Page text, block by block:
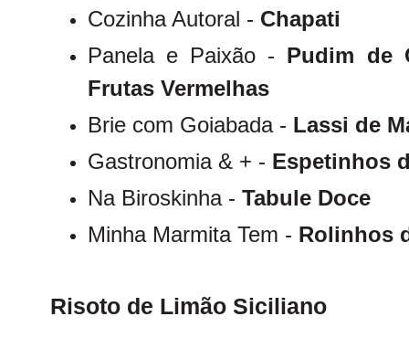
Cozinha Autoral - Chapati
Panela e Paixão - Pudim de
Frutas Vermelhas
Brie com Goiabada - Lassi de
Gastronomia & + - Espetinhos
Na Biroskinha -Tabule Doce
Minha Marmita Tem - Rolinhos
Risoto de Limão Siciliano